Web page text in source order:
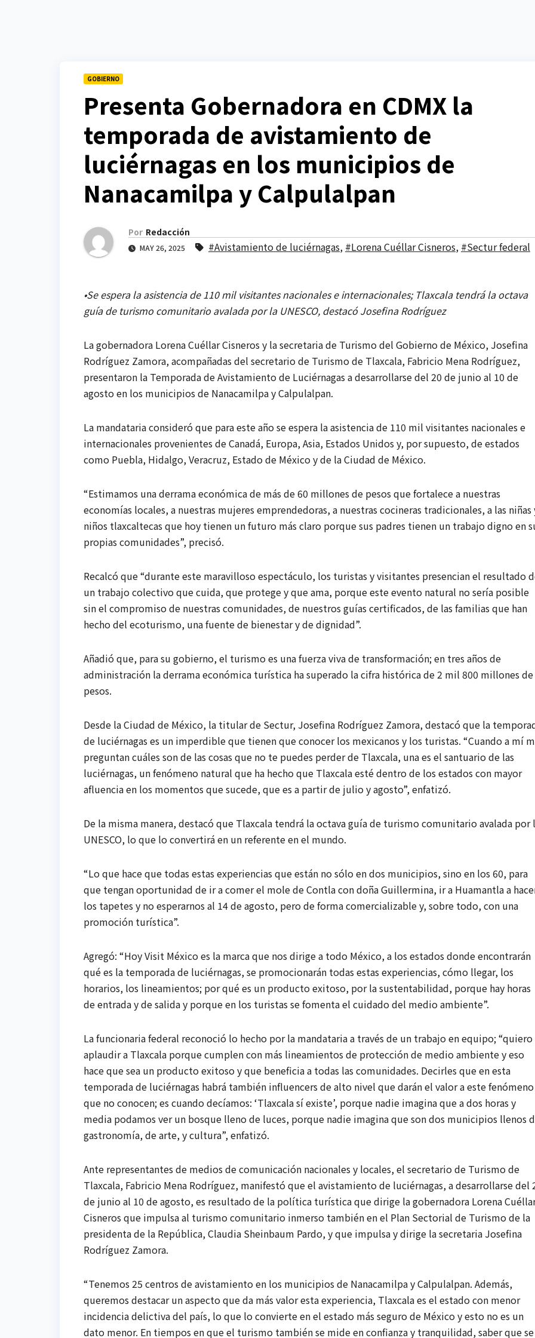
GOBIERNO
Presenta Gobernadora en CDMX la
temporada de avistamiento de
luciérnagas en los municipios de
Nanacamilpa y Calpulalpan
Por Redacción
MAY 26, 2025 #Avistamiento de luciérnagas, #Lorena Cuéllar Cisneros, #Sectur federal
•Se espera la asistencia de 110 mil visitantes nacionales e internacionales; Tlaxcala tendrá la octava
guía de turismo comunitario avalada por la UNESCO, destacó Josefina Rodríguez
La gobernadora Lorena Cuéllar Cisneros y la secretaria de Turismo del Gobierno de México, Josefina
Rodríguez Zamora, acompañadas del secretario de Turismo de Tlaxcala, Fabricio Mena Rodríguez,
presentaron la Temporada de Avistamiento de Luciérnagas a desarrollarse del 20 de junio al 10 de
agosto en los municipios de Nanacamilpa y Calpulalpan.
La mandataria consideró que para este año se espera la asistencia de 110 mil visitantes nacionales e
internacionales provenientes de Canadá, Europa, Asia, Estados Unidos y, por supuesto, de estados
como Puebla, Hidalgo, Veracruz, Estado de México y de la Ciudad de México.
“Estimamos una derrama económica de más de 60 millones de pesos que fortalece a nuestras
economías locales, a nuestras mujeres emprendedoras, a nuestras cocineras tradicionales, a las niñas
niños tlaxcaltecas que hoy tienen un futuro más claro porque sus padres tienen un trabajo digno en
propias comunidades”, precisó.
Recalcó que “durante este maravilloso espectáculo, los turistas y visitantes presencian el resultado
un trabajo colectivo que cuida, que protege y que ama, porque este evento natural no sería posible
sin el compromiso de nuestras comunidades, de nuestros guías certificados, de las familias que han
hecho del ecoturismo, una fuente de bienestar y de dignidad”.
Añadió que, para su gobierno, el turismo es una fuerza viva de transformación; en tres años de
administración la derrama económica turística ha superado la cifra histórica de 2 mil 800 millones de
pesos.
Desde la Ciudad de México, la titular de Sectur, Josefina Rodríguez Zamora, destacó que la
de luciérnagas es un imperdible que tienen que conocer los mexicanos y los turistas. “Cuando a mí
preguntan cuáles son de las cosas que no te puedes perder de Tlaxcala, una es el santuario de las
luciérnagas, un fenómeno natural que ha hecho que Tlaxcala esté dentro de los estados con mayor
afluencia en los momentos que sucede, que es a partir de julio y agosto”, enfatizó.
De la misma manera, destacó que Tlaxcala tendrá la octava guía de turismo comunitario avalada por
UNESCO, lo que lo convertirá en un referente en el mundo.
“Lo que hace que todas estas experiencias que están no sólo en dos municipios, sino en los 60, para
que tengan oportunidad de ir a comer el mole de Contla con doña Guillermina, ir a Huamantla a
los tapetes y no esperarnos al 14 de agosto, pero de forma comercializable y, sobre todo, con una
promoción turística”.
Agregó: “Hoy Visit México es la marca que nos dirige a todo México, a los estados donde encontrarán
qué es la temporada de luciérnagas, se promocionarán todas estas experiencias, cómo llegar, los
horarios, los lineamientos; por qué es un producto exitoso, por la sustentabilidad, porque hay horas
de entrada y de salida y porque en los turistas se fomenta el cuidado del medio ambiente”.
La funcionaria federal reconoció lo hecho por la mandataria a través de un trabajo en equipo; “quiero
aplaudir a Tlaxcala porque cumplen con más lineamientos de protección de medio ambiente y eso
hace que sea un producto exitoso y que beneficia a todas las comunidades. Decirles que en esta
temporada de luciérnagas habrá también influencers de alto nivel que darán el valor a este fenómeno
que no conocen; es cuando decíamos: ‘Tlaxcala sí existe’, porque nadie imagina que a dos horas y
media podamos ver un bosque lleno de luces, porque nadie imagina que son dos municipios llenos
gastronomía, de arte, y cultura”, enfatizó.
Ante representantes de medios de comunicación nacionales y locales, el secretario de Turismo de
Tlaxcala, Fabricio Mena Rodríguez, manifestó que el avistamiento de luciérnagas, a desarrollarse del
de junio al 10 de agosto, es resultado de la política turística que dirige la gobernadora Lorena
Cisneros que impulsa al turismo comunitario inmerso también en el Plan Sectorial de Turismo de la
presidenta de la República, Claudia Sheinbaum Pardo, y que impulsa y dirige la secretaria Josefina
Rodríguez Zamora.
“Tenemos 25 centros de avistamiento en los municipios de Nanacamilpa y Calpulalpan. Además,
queremos destacar un aspecto que da más valor esta experiencia, Tlaxcala es el estado con menor
incidencia delictiva del país, lo que lo convierte en el estado más seguro de México y esto no es un
dato menor. En tiempos en que el turismo también se mide en confianza y tranquilidad, saber que se
Lidera Ana
las
preferencias
de Morena
en Tlaxcala,
según
IQ
Comunicaci
ón
4 AGOSTO, 2026
REDACCIÓN
Ana
para
con
4